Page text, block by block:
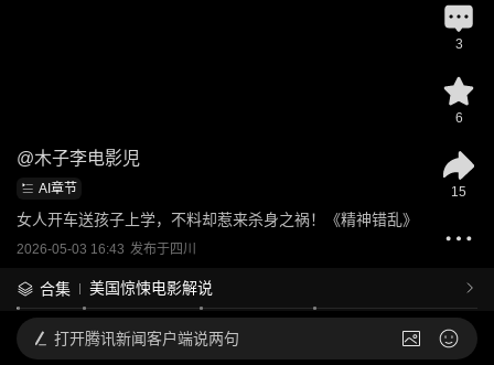
@木子李电影児
AI章节
女人开车送孩子上学，不料却惹来杀身之祸！《精神错乱》
2026-05-03 16:43 发布于四川
合集 美国惊悚电影解说
3
6
15
打开腾讯新闻客户端说两句